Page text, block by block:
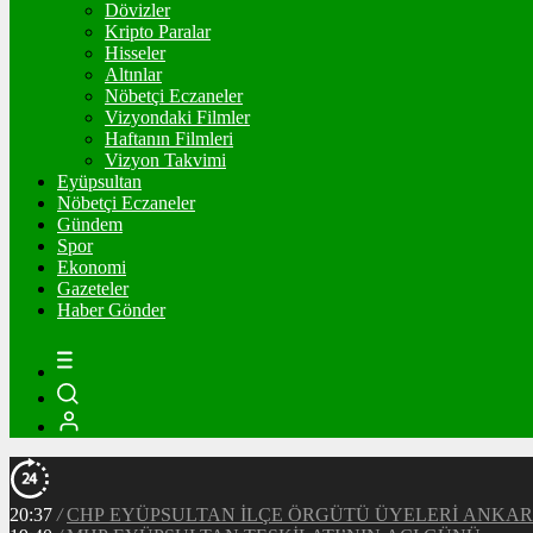
Dövizler
Kripto Paralar
Hisseler
Altınlar
Nöbetçi Eczaneler
Vizyondaki Filmler
Haftanın Filmleri
Vizyon Takvimi
Eyüpsultan
Nöbetçi Eczaneler
Gündem
Spor
Ekonomi
Gazeteler
Haber Gönder
20:37 / CHP EYÜPSULTAN İLÇE ÖRGÜTÜ ÜYELERİ